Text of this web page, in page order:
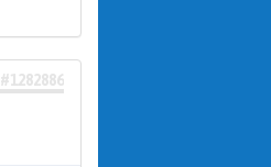
#1282886